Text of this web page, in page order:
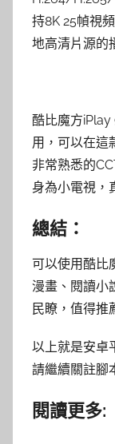
持8K 25幀視
地高清片源的
酷比魔方iPlay
用，可以在這
非常熟悉的
身為小電視，
總結：
可以使用酷比
漫畫、閱讀小
民瞭，值得推
以上就是安卓
請繼續關註腳
閱讀更多: